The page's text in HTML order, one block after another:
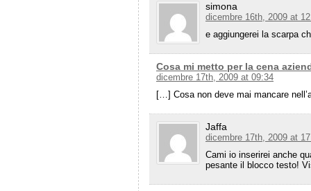
simona
dicembre 16th, 2009 at
e aggiungerei la scarpa
Cosa mi metto per la cena
dicembre 17th, 2009 at 09:34
[…] Cosa non deve mai mancare
Jaffa
dicembre 17th, 2009 at
Cami io inserirei anche
pesante il blocco testo!